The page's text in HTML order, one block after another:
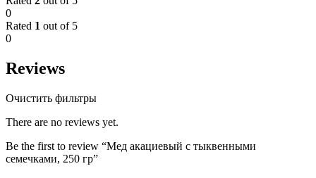
0
Rated 1 out of 5
0
Reviews
Очистить фильтры
There are no reviews yet.
Be the first to review “Мед акациевый с тыквенными
семечками, 250 гр”